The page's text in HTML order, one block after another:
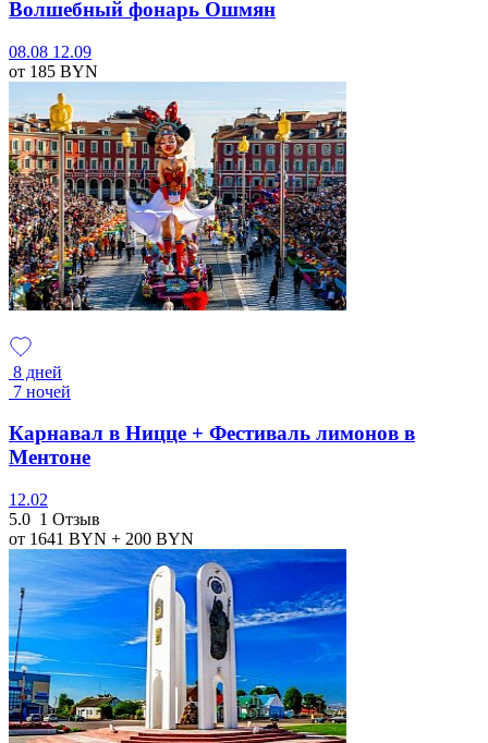
Волшебный фонарь Ошмян
08.08 12.09
от 185 BYN
8 дней
7 ночей
Карнавал в Ницце + Фестиваль лимонов в
Ментоне
12.02
5.0 1 Отзыв
от 1641 BYN + 200 BYN